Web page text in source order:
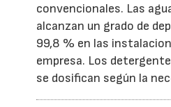
convencionales. Las
alcanzan un grado de
99,8 % en las
empresa. Los
se dosifican según la